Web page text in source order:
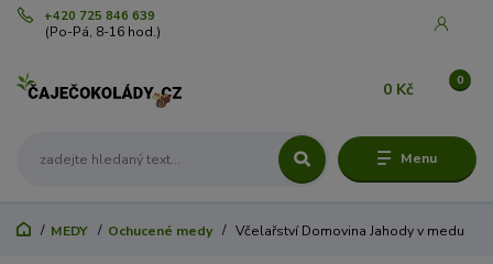
Menu
+420 725 846 639
(Po-Pá, 8-16 hod.)
0
0 Kč
MEDY Ochucené medy Včelařství Domovina Jahody v medu